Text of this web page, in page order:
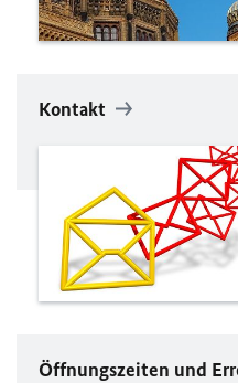
Kontakt
Öffnungszeiten und